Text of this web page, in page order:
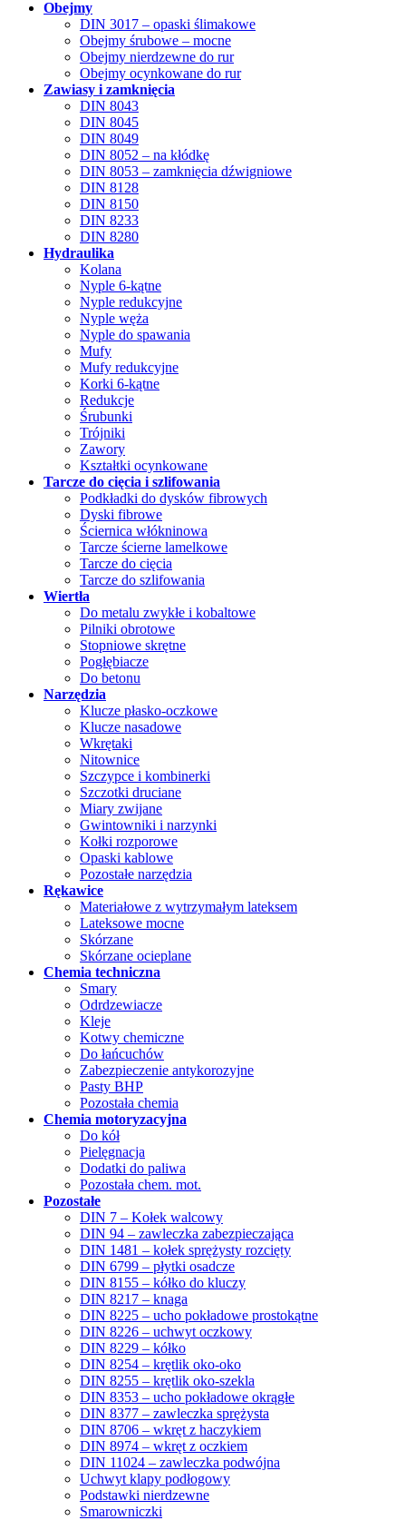
Obejmy
DIN 3017 – opaski ślimakowe
Obejmy śrubowe – mocne
Obejmy nierdzewne do rur
Obejmy ocynkowane do rur
Zawiasy i zamknięcia
DIN 8043
DIN 8045
DIN 8049
DIN 8052 – na kłódkę
DIN 8053 – zamknięcia dźwigniowe
DIN 8128
DIN 8150
DIN 8233
DIN 8280
Hydraulika
Kolana
Nyple 6-kątne
Nyple redukcyjne
Nyple węża
Nyple do spawania
Mufy
Mufy redukcyjne
Korki 6-kątne
Redukcje
Śrubunki
Trójniki
Zawory
Kształtki ocynkowane
Tarcze do cięcia i szlifowania
Podkładki do dysków fibrowych
Dyski fibrowe
Ściernica włókninowa
Tarcze ścierne lamelkowe
Tarcze do cięcia
Tarcze do szlifowania
Wiertła
Do metalu zwykłe i kobaltowe
Pilniki obrotowe
Stopniowe skrętne
Pogłębiacze
Do betonu
Narzędzia
Klucze płasko-oczkowe
Klucze nasadowe
Wkrętaki
Nitownice
Szczypce i kombinerki
Szczotki druciane
Miary zwijane
Gwintowniki i narzynki
Kołki rozporowe
Opaski kablowe
Pozostałe narzędzia
Rękawice
Materiałowe z wytrzymałym lateksem
Lateksowe mocne
Skórzane
Skórzane ocieplane
Chemia techniczna
Smary
Odrdzewiacze
Kleje
Kotwy chemiczne
Do łańcuchów
Zabezpieczenie antykorozyjne
Pasty BHP
Pozostała chemia
Chemia motoryzacyjna
Do kół
Pielęgnacja
Dodatki do paliwa
Pozostała chem. mot.
Pozostałe
DIN 7 – Kołek walcowy
DIN 94 – zawleczka zabezpieczająca
DIN 1481 – kołek sprężysty rozcięty
DIN 6799 – płytki osadcze
DIN 8155 – kółko do kluczy
DIN 8217 – knaga
DIN 8225 – ucho pokładowe prostokątne
DIN 8226 – uchwyt oczkowy
DIN 8229 – kółko
DIN 8254 – krętlik oko-oko
DIN 8255 – krętlik oko-szekla
DIN 8353 – ucho pokładowe okrągłe
DIN 8377 – zawleczka sprężysta
DIN 8706 – wkręt z haczykiem
DIN 8974 – wkręt z oczkiem
DIN 11024 – zawleczka podwójna
Uchwyt klapy podłogowy
Podstawki nierdzewne
Smarowniczki